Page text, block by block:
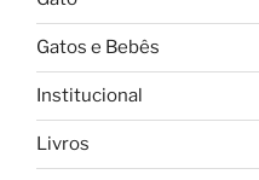
Gatos e Bebês
Institucional
Livros